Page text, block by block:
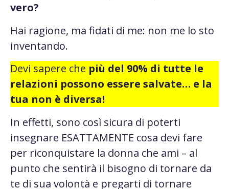
vero?
Hai ragione, ma fidati di me: non me lo sto
inventando.
Devi sapere che più del 90% di tutte le
relazioni possono essere salvate… e la
tua non è diversa!
In effetti, sono così sicura di poterti
insegnare ESATTAMENTE cosa devi fare
per riconquistare la donna che ami – al
punto che sentirà il bisogno di tornare da
te di sua volontà e pregarti di tornare